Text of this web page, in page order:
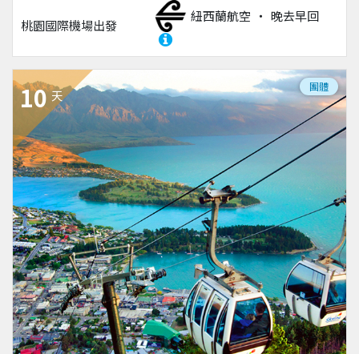
桃園國際機場出發
紐西蘭航空 晚去早回
10 天
團體